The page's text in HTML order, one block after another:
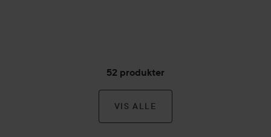
52 produkter
VIS ALLE